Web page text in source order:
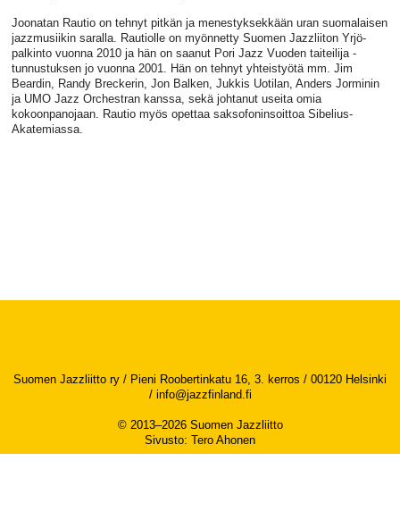
Joonatan Rautio on tehnyt pitkän ja menestyksekkään uran suomalaisen
jazzmusiikin saralla. Rautiolle on myönnetty Suomen Jazzliiton Yrjö-
palkinto vuonna 2010 ja hän on saanut Pori Jazz Vuoden taiteilija -
tunnustuksen jo vuonna 2001. Hän on tehnyt yhteistyötä mm. Jim
Beardin, Randy Breckerin, Jon Balken, Jukkis Uotilan, Anders Jorminin
ja UMO Jazz Orchestran kanssa, sekä johtanut useita omia
kokoonpanojaan. Rautio myös opettaa saksofoninsoittoa Sibelius-
Akatemiassa.
Suomen Jazzliitto ry / Pieni Roobertinkatu 16, 3. kerros / 00120 Helsinki
/ info@jazzfinland.fi
© 2013–2026 Suomen Jazzliitto
Sivusto: Tero Ahonen